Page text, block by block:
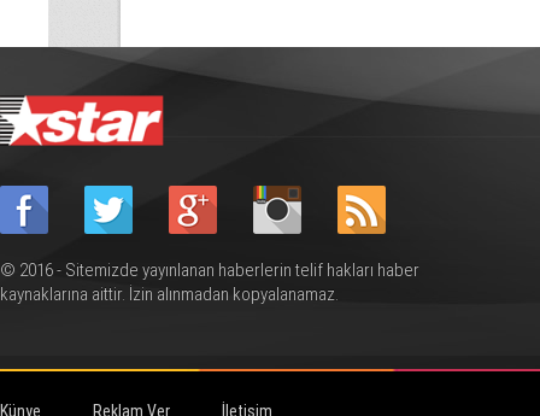
© 2016 - Sitemizde yayınlanan haberlerin telif hakları haber
kaynaklarına aittir. İzin alınmadan kopyalanamaz.
Künye Reklam Ver İletişim